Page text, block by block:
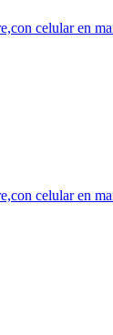
celular en
celular en